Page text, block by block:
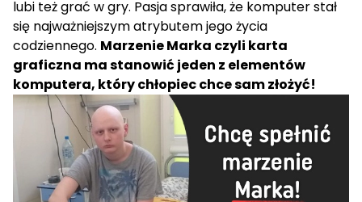
lubi też grać w gry. Pasja sprawiła, że komputer stał
się najważniejszym atrybutem jego życia
codziennego. Marzenie Marka czyli karta
graficzna ma stanowić jeden z elementów
komputera, który chłopiec chce sam złożyć!